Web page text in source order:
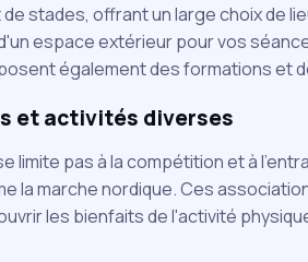
stades, offrant un large choix de
espace extérieur pour vos
également des formations et
et activités diverses
limite pas à la compétition et à
la marche nordique. Ces
les bienfaits de l'activité